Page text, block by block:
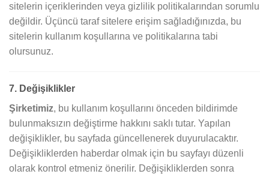
sitelerin içeriklerinden veya gizlilik politikalarından sorumlu
değildir. Üçüncü taraf sitelere erişim sağladığınızda, bu
sitelerin kullanım koşullarına ve politikalarına tabi
olursunuz.
7. Değişiklikler
Şirketimiz, bu kullanım koşullarını önceden bildirimde
bulunmaksızın değiştirme hakkını saklı tutar. Yapılan
değişiklikler, bu sayfada güncellenerek duyurulacaktır.
Değişikliklerden haberdar olmak için bu sayfayı düzenli
olarak kontrol etmeniz önerilir. Değişikliklerden sonra